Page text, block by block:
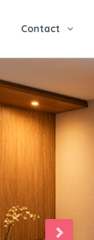
Contact